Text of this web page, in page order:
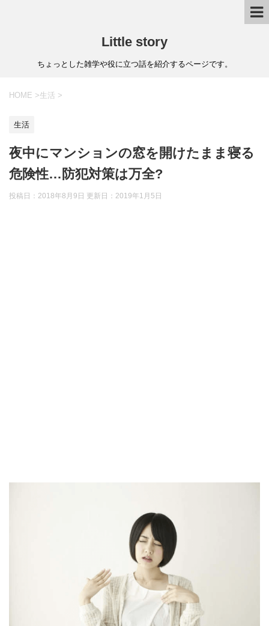
Little story
ちょっとした雑学や役に立つ話を紹介するページです。
HOME >生活 >
生活
夜中にマンションの窓を開けたまま寝る
危険性…防犯対策は万全?
投稿日：2018年8月9日 更新日： 2019年1月5日